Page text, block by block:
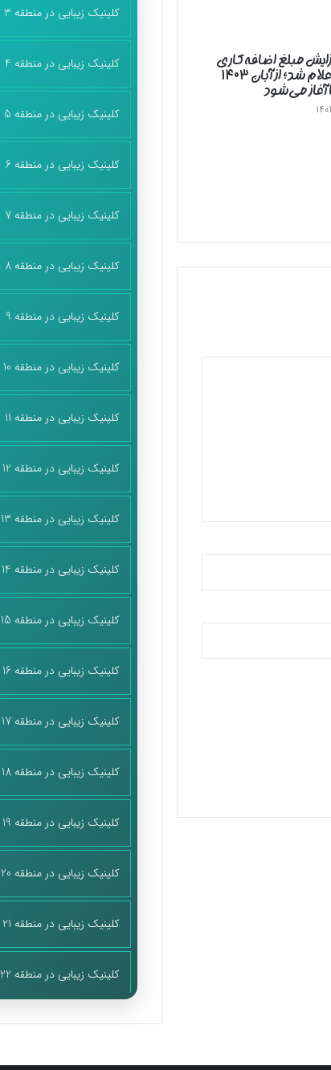
مبلغ اضافه‌کاری
پرستاران اعلام شد؛ از آبان ۱۴۰۳
آغاز می‌شود
کلینیک زیبایی در منطقه 3
کلینیک زیبایی در منطقه 4
کلینیک زیبایی در منطقه 5
کلینیک زیبایی در منطقه 6
کلینیک زیبایی در منطقه 7
کلینیک زیبایی در منطقه 8
کلینیک زیبایی در منطقه 9
کلینیک زیبایی در منطقه 10
کلینیک زیبایی در منطقه 11
کلینیک زیبایی در منطقه 12
کلینیک زیبایی در منطقه 13
کلینیک زیبایی در منطقه 14
کلینیک زیبایی در منطقه 15
کلینیک زیبایی در منطقه 16
کلینیک زیبایی در منطقه 17
کلینیک زیبایی در منطقه 18
کلینیک زیبایی در منطقه 19
کلینیک زیبایی در منطقه 20
کلینیک زیبایی در منطقه 21
کلینیک زیبایی در منطقه 22